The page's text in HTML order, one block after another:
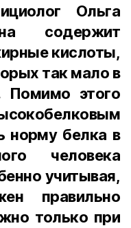
Ольга
содержит
кислоты,
так мало в
Помимо этого
норму белка в
человека
учитывая,
правильно
только при